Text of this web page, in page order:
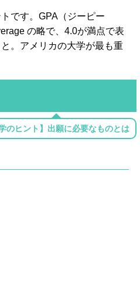
です。GPA（ジーピー
の略で、4.0が満点で表
。アメリカの大学が最も重
学のヒント】出願に必要なものとは